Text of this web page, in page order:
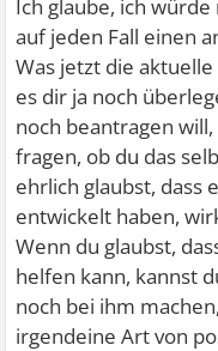
Ich glaube, ich
auf jeden Fall einen
Was jetzt die
es dir ja noch
noch beantragen
fragen, ob du das
ehrlich glaubst, dass
entwickelt haben,
Wenn du glaubst,
helfen kann, kannst
noch bei ihm
irgendeine Art von